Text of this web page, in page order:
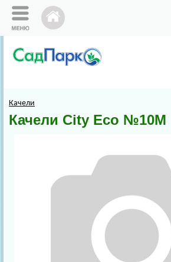
Качели
Качели City Eco №10М